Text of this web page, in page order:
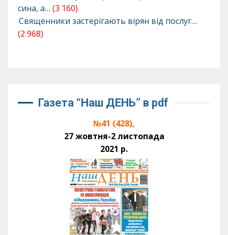
сина, а… (3 160)
Священники застерігають вірян від послуг…
(2 968)
Газета “Наш ДЕНЬ” в pdf
№41 (428),
27 жовтня-2 листопада
2021 р.